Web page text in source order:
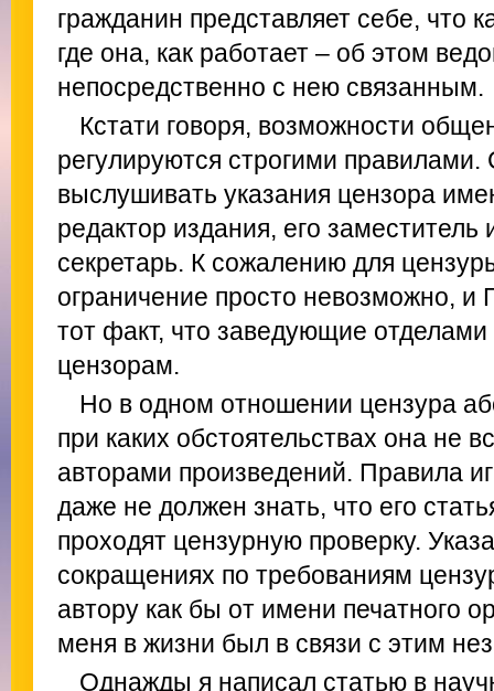
гражданин представляет себе, что
где она, как работает – об этом
непосредственно с нею связанным.
Кстати говоря, возможности
регулируются строгими
выслушивать указания цензора
редактор издания, его заместитель
секретарь. К сожалению для
ограничение просто невозможно, и
тот факт, что заведующие
цензорам.
Но в одном отношении цензура
при каких обстоятельствах она не
авторами произведений. Правила
даже не должен знать, что его
проходят цензурную проверку.
сокращениях по требованиям
автору как бы от имени печатного
меня в жизни был в связи с этим
Однажды я написал статью в